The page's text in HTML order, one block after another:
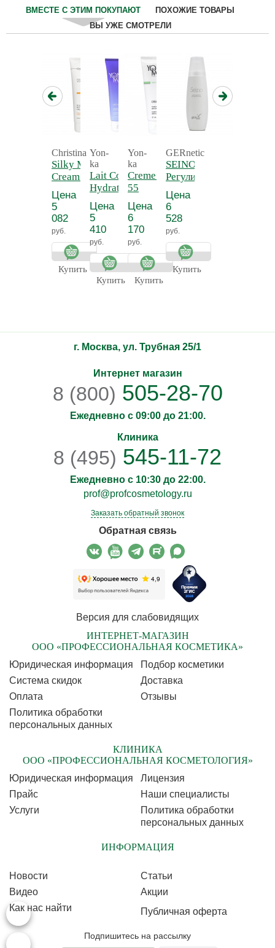
ВМЕСТЕ С ЭТИМ ПОКУПАЮТ
ПОХОЖИЕ ТОВАРЫ
ВЫ УЖЕ СМОТРЕЛИ
Christina
Silky Matte
Cream -
Нежный
матирующий
крем для
тела
Цена
5
082
руб.
Купить
Yon-
ka
Lait Corps
Hydratant
Detox -
Молочко для
тела
увлажняющее
Прованс
Цена
5
410
руб.
Купить
Yon-
ka
Creme 55 - Крем
55
антицеллюлитный
Цена
6
170
руб.
Купить
GERnetic
SEINO -
Регулирующий
и
тонизирующий
лосьон для
бюста СЕЙНО
Цена
6
528
руб.
Купить
г. Москва, ул. Трубная 25/1
Интернет магазин
8 (800) 505-28-70
Ежедневно с 09:00 до 21:00.
Клиника
8 (495) 545-11-72
Ежедневно с 10:30 до 22:00.
prof@profcosmetology.ru
Заказать обратный звонок
Обратная связь
Версия для слабовидящих
ИНТЕРНЕТ-МАГАЗИН
ООО «ПРОФЕССИОНАЛЬНАЯ КОСМЕТИКА»
Юридическая информация
Подбор косметики
Cистема скидок
Доставка
Оплата
Отзывы
Политика обработки
персональных данных
КЛИНИКА
ООО «ПРОФЕССИОНАЛЬНАЯ КОСМЕТОЛОГИЯ»
Юридическая информация
Лицензия
Прайс
Наши специалисты
Услуги
Политика обработки
персональных данных
ИНФОРМАЦИЯ
Новости
Статьи
Видео
Акции
Как нас найти
Публичная оферта
Подпишитесь на рассылку